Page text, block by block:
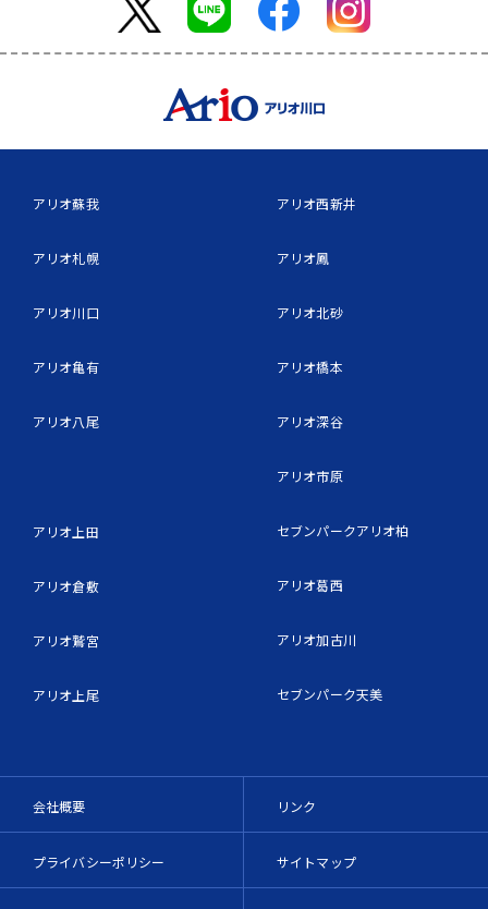
アリオ蘇我
アリオ札幌
アリオ川口
アリオ亀有
アリオ八尾
アリオ上田
アリオ倉敷
アリオ鷲宮
アリオ上尾
アリオ西新井
アリオ鳳
アリオ北砂
アリオ橋本
アリオ深谷
アリオ市原
セブンパークアリオ柏
アリオ葛西
アリオ加古川
セブンパーク天美
会社概要
プライバシーポリシー
リンク
サイトマップ